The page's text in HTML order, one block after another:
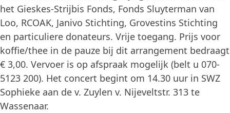
het Gieskes-Strijbis Fonds, Fonds Sluyterman van
Loo, RCOAK, Janivo Stichting, Grovestins Stichting
en particuliere donateurs. Vrije toegang. Prijs voor
koffie/thee in de pauze bij dit arrangement bedraagt
€ 3,00. Vervoer is op afspraak mogelijk (belt u 070-
5123 200). Het concert begint om 14.30 uur in SWZ
Sophieke aan de v. Zuylen v. Nijeveltstr. 313 te
Wassenaar.